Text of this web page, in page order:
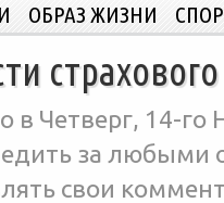
ОБРАЗ ЖИЗНИ
в Четверг, 14-го
за любыми
свои